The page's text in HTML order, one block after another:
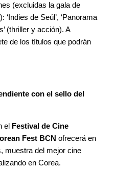
(excluidas la gala de
de Seúl’, ‘Panorama
(thriller y acción). A
de los títulos que podrán
con el sello del
el Festival de Cine
Fest BCN ofrecerá en
muestra del mejor cine
en Corea.